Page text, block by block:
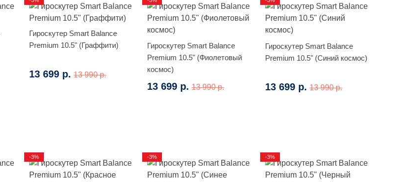
Гироскутер Smart Balance
Premium 10.5" (Граффити)
13 699 р. 13 990 р.
Гироскутер Smart Balance
Premium 10.5" (Фиолетовый
космос)
13 699 р. 13 990 р.
Гироскутер Smart Balance
Premium 10.5" (Синий космос)
13 699 р. 13 990 р.
-3% -3% -3%